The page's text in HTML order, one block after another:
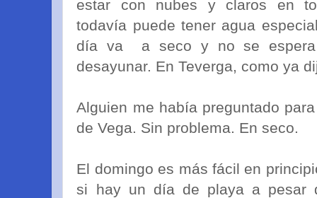
estar con nubes y claros en
todavía puede tener agua
día va
a seco y no se
desayunar. En Teverga, como ya
Alguien me había preguntado
de Vega. Sin problema. En seco.
El domingo es más fácil en
si hay un día de playa a pesar